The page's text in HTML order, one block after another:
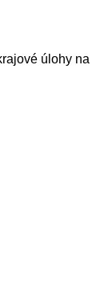
úlohy na